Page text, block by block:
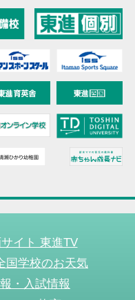
イト 東進TV
国学校のお天気
・入試情報